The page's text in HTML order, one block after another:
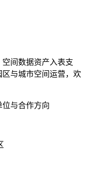
间数据资产入表支
与城市空间运营，欢
与合作方向